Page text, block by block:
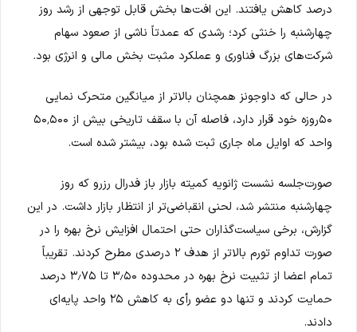
درصد کاهش یافتند. این افت‌ها بخش قابل توجهی از رشد روز
چهارشنبه را خنثی کرد؛ رشدی که عمدتاً ناشی از صعود سهام
شرکت‌های بزرگ فناوری و عملکرد مثبت بخش مالی و انرژی بود.
در حالی که داوجونز همچنان بالاتر از میانگین متحرک نمایی
۵۰روزه خود قرار دارد، فاصله آن با سقف تاریخی بیش از ۵۰٬۵۰۰
واحد که اوایل ماه جاری ثبت شده بود، بیشتر شده است.
صورت‌جلسه نشست ژانویه کمیته بازار باز فدرال رزرو که روز
چهارشنبه منتشر شد، لحنی انقباضی‌تر از انتظار بازار داشت. در این
گزارش، برخی سیاست‌گذاران حتی احتمال افزایش نرخ بهره را در
صورت تداوم تورم بالاتر از هدف ۲ درصدی مطرح کردند. تقریباً
تمام اعضا از تثبیت نرخ بهره در محدوده ۳٫۵۰ تا ۳٫۷۵ درصد
حمایت کردند و تنها دو عضو رأی به کاهش ۲۵ واحد پایه‌ای
دادند.